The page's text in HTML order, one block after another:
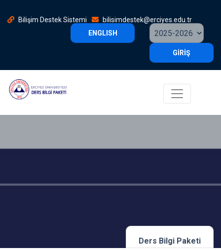
Bilişim Destek Sistemi
bilisimdestek@erciyes.edu.tr
ENGLISH
GİRİŞ
Ders Bilgi Paketi